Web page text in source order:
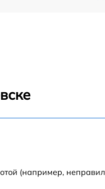
(например,